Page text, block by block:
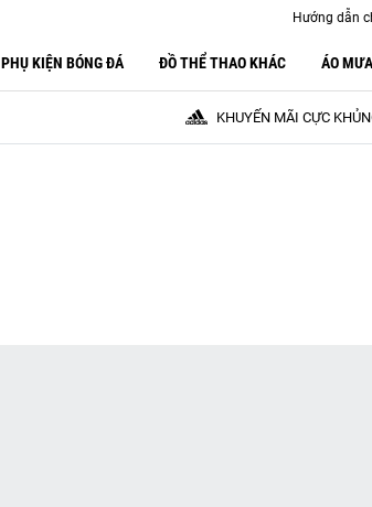
Hướng dẫn
PHỤ KIỆN BÓNG ĐÁ ĐỒ THỂ THAO KHÁC ÁO MƯA
KHUYẾN MÃI CỰC